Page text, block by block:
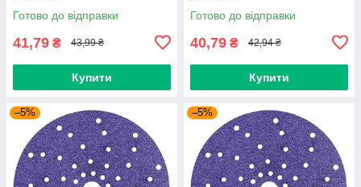
Готово до відправки
41,79 ₴ 43,99 ₴
Купити
Готово до відправки
40,79 ₴ 42,94 ₴
Купити
–5% –5%